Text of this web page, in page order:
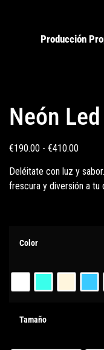
Producción
Neón
€190.00 - €410.00
Deléitate con luz y
frescura y diversión a tu
Color
Tamaño